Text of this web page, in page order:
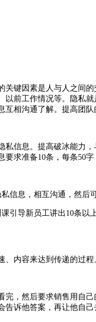
因素是人与人之间
前工作情况等。隐私
相沟通了解。提高团
息。提高破冰能力
求准备10条，每条50
息，相互沟通，然后
导新员工讲出10条以
、内容来达到传递的过
然后要求销售用自己
诉他答案，再让他自